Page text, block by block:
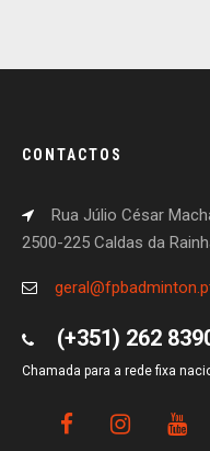
CONTACTOS
Rua Júlio César
2500-225 Caldas da
(+351) 262
Chamada para a rede fixa